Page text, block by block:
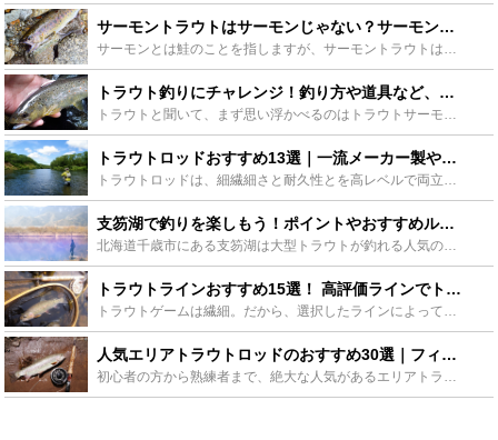
サーモントラウトはサーモンじゃない？サーモントラウトって一体なんの魚? - Leisurego(レジャーゴー)
トラウト釣りにチャレンジ！釣り方や道具など、気になるポイントをご紹介 - Leisurego(レジャーゴー)
トラウトロッドおすすめ13選｜一流メーカー製や初心者向け&ベイト用も - Leisurego(レジャーゴー)
支笏湖で釣りを楽しもう！ポイントやおすすめルアーも紹介！ - Leisurego(レジャーゴー)
トラウトラインおすすめ15選！ 高評価ラインでトラウトを攻略 - Leisurego(レジャーゴー)
人気エリアトラウトロッドのおすすめ30選｜フィネスロッドやロッドスタンドも紹介 - Leisurego(レジャーゴー)